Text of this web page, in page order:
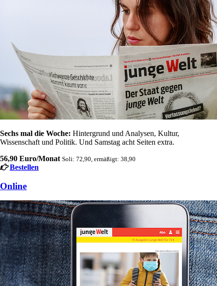
Sechs mal die Woche: Hintergrund und Analysen, Kultur,
Wissenschaft und Politik. Und Samstag acht Seiten extra.
56,90 Euro/Monat Soli: 72,90, ermäßigt: 38,90
Bestellen
Online